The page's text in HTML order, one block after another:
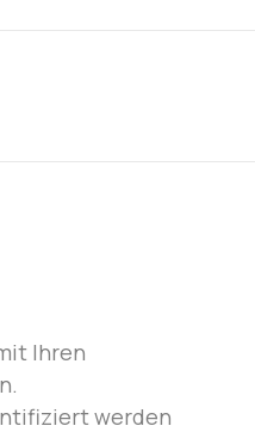
Ihren
werden